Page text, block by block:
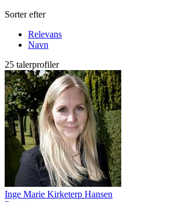
Sorter efter
Relevans
Navn
25 talerprofiler
Inge Marie Kirketerp Hansen